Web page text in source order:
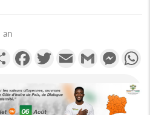
an
PartagerFacebookTwitterEmail Gmail